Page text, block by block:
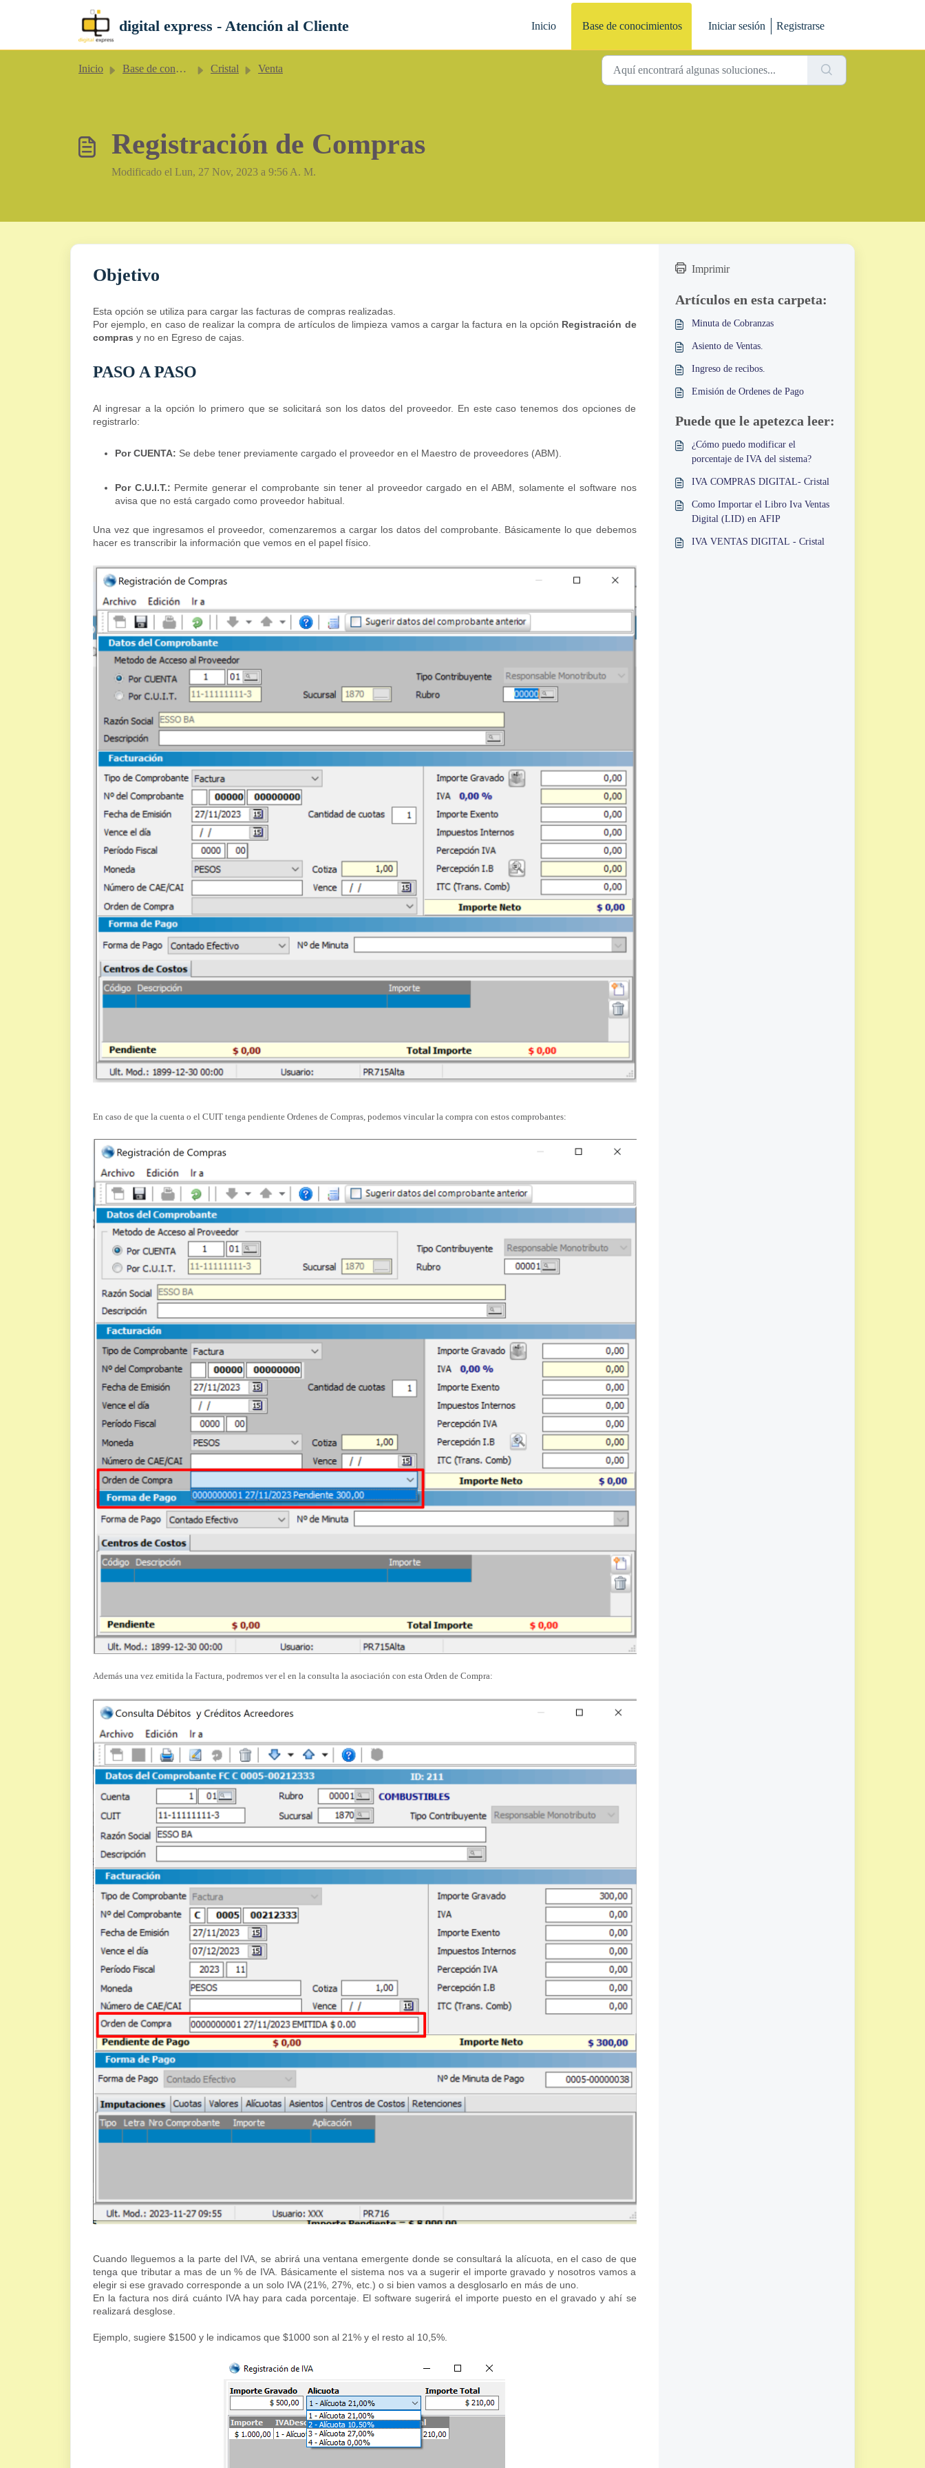
digital express - Atención al Cliente Inicio Base de conocimientos Iniciar sesión Registrarse
Inicio Base de conocimientos Cristal Venta
Registración de Compras
Modificado el Lun, 27 Nov, 2023 a 9:56 A. M.
Objetivo
Esta opción se utiliza para cargar las facturas de compras realizadas.
Por ejemplo, en caso de realizar la compra de artículos de limpieza vamos a cargar la factura en la opción Registración de
compras y no en Egreso de cajas.
PASO A PASO
Al ingresar a la opción lo primero que se solicitará son los datos del proveedor. En este caso tenemos dos opciones de
registrarlo:
Por CUENTA: Se debe tener previamente cargado el proveedor en el Maestro de proveedores (ABM).
Por C.U.I.T.: Permite generar el comprobante sin tener al proveedor cargado en el ABM, solamente el software nos
avisa que no está cargado como proveedor habitual.
Una vez que ingresamos el proveedor, comenzaremos a cargar los datos del comprobante. Básicamente lo que debemos
hacer es transcribir la información que vemos en el papel físico.
En caso de que la cuenta o el CUIT tenga pendiente Ordenes de Compras, podemos vincular la compra con estos comprobantes:
Además una vez emitida la Factura, podremos ver el en la consulta la asociación con esta Orden de Compra:
Cuando lleguemos a la parte del IVA, se abrirá una ventana emergente donde se consultará la alícuota, en el caso de que
tenga que tributar a mas de un % de IVA. Básicamente el sistema nos va a sugerir el importe gravado y nosotros vamos a
elegir si ese gravado corresponde a un solo IVA (21%, 27%, etc.) o si bien vamos a desglosarlo en más de uno.
En la factura nos dirá cuánto IVA hay para cada porcentaje. El software sugerirá el importe puesto en el gravado y ahí se
realizará desglose.
Ejemplo, sugiere $1500 y le indicamos que $1000 son al 21% y el resto al 10,5%.
Imprimir
Artículos en esta carpeta:
Minuta de Cobranzas
Asiento de Ventas.
Ingreso de recibos.
Emisión de Ordenes de Pago
Puede que le apetezca leer:
¿Cómo puedo modificar el
porcentaje de IVA del sistema?
IVA COMPRAS DIGITAL- Cristal
Como Importar el Libro Iva Ventas
Digital (LID) en AFIP
IVA VENTAS DIGITAL - Cristal